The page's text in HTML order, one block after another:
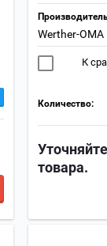
Werther-OMA
К
Количество:
товара.